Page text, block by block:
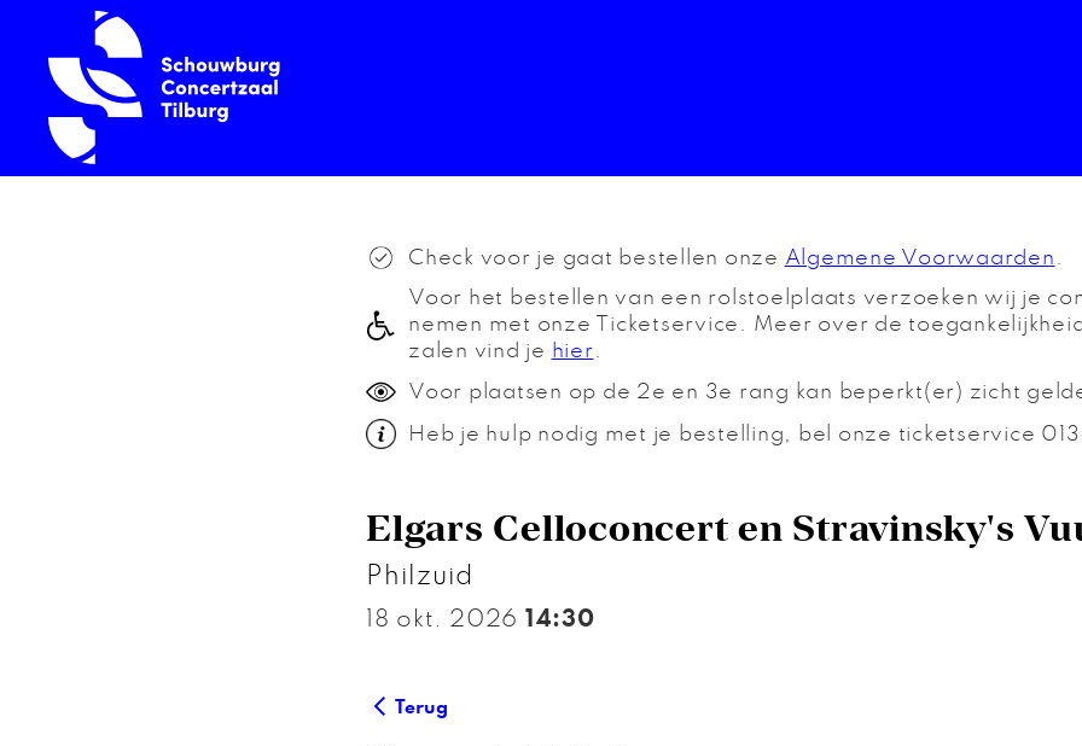
Check voor je gaat bestellen onze Algemene Voorwaarden
Voor het bestellen van een rolstoelplaats verzoeken wij je
nemen met onze Ticketservice. Meer over de
zalen vind je hier
Voor plaatsen op de 2e en 3e rang kan beperkt(er) zicht
Heb je hulp nodig met je bestelling, bel onze ticketservice
Elgars Celloconcert en Stravinsky's
Philzuid
18 okt. 2026 14:30
Terug